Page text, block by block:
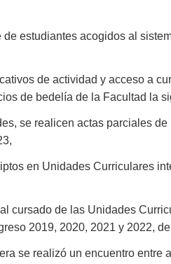
estudiantes acogidos al
de actividad y acceso a
de bedelía de la Facultad la
se realicen actas parciales
en Unidades Curriculares
cursado de las Unidades
2019, 2020, 2021 y 2022,
se realizó un encuentro